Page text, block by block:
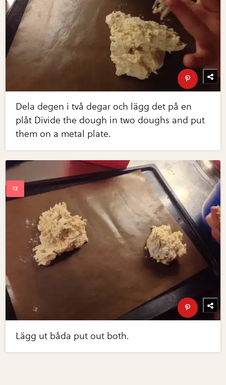
Dela degen i två degar och lägg det på en
plåt Divide the dough in two doughs and put
them on a metal plate.
Lägg ut båda put out both.